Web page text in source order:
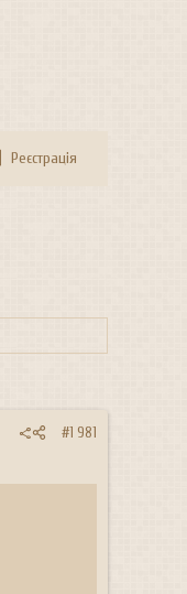
Реєстрація
#1 981